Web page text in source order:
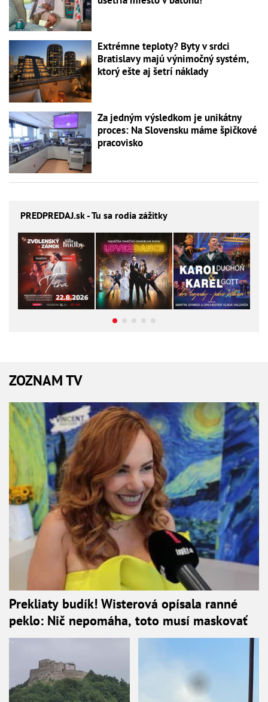
Extrémne teploty? Byty v srdci
Bratislavy majú výnimočný systém,
ktorý ešte aj šetrí náklady
Za jedným výsledkom je unikátny
proces: Na Slovensku máme špičkové
pracovisko
PREDPREDAJ.sk - Tu sa rodia zážitky
ZOZNAM TV
Prekliaty budík! Wisterová opísala ranné
peklo: Nič nepomáha, toto musí maskovať